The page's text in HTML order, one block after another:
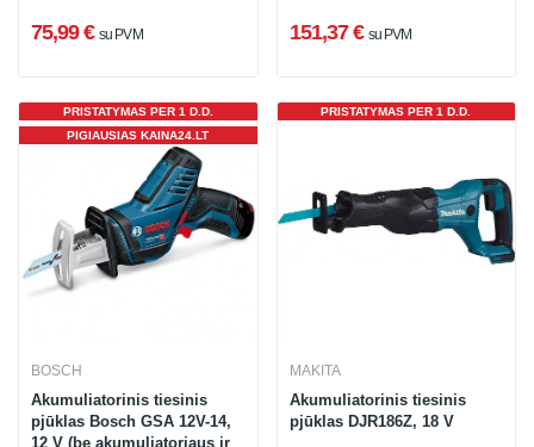
75,99 € su PVM 151,37 € su PVM
PIGIAUSIAS KAINA24.LT
PRISTATYMAS PER 1 D.D.
BOSCH
Akumuliatorinis tiesinis
pjūklas Bosch GSA 12V-14,
12 V (be akumuliatoriaus ir
PRISTATYMAS PER 1 D.D.
MAKITA
Akumuliatorinis tiesinis
pjūklas DJR186Z, 18 V